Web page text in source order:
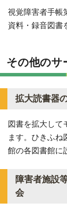
視覚障害者手帳
資料・録音図書
その他のサ
拡大読書器
図書を拡大して
ます。ひきふね
館の各図書館に
障害者施設
会